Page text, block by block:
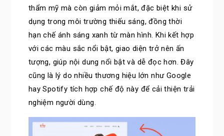
thẩm mỹ mà còn giảm mỏi mắt, đặc biệt khi sử
dụng trong môi trường thiếu sáng, đồng thời
hạn chế ánh sáng xanh từ màn hình. Khi kết hợp
với các màu sắc nổi bật, giao diện trở nên ấn
tượng, giúp nội dung nổi bật và dễ đọc hơn. Đây
cũng là lý do nhiều thương hiệu lớn như Google
hay Spotify tích hợp chế độ này để cải thiện trải
nghiệm người dùng.